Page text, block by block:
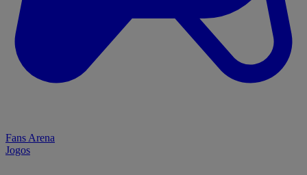
Fans Arena
Jogos